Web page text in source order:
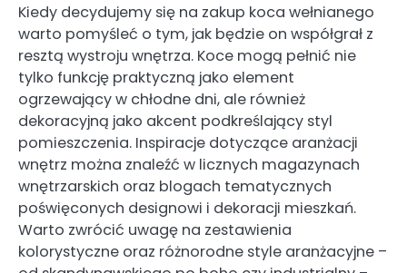
Kiedy decydujemy się na zakup koca wełnianego
warto pomyśleć o tym, jak będzie on współgrał z
resztą wystroju wnętrza. Koce mogą pełnić nie
tylko funkcję praktyczną jako element
ogrzewający w chłodne dni, ale również
dekoracyjną jako akcent podkreślający styl
pomieszczenia. Inspiracje dotyczące aranżacji
wnętrz można znaleźć w licznych magazynach
wnętrzarskich oraz blogach tematycznych
poświęconych designowi i dekoracji mieszkań.
Warto zwrócić uwagę na zestawienia
kolorystyczne oraz różnorodne style aranżacyjne –